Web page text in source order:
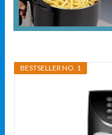
BESTSELLER NO. 1